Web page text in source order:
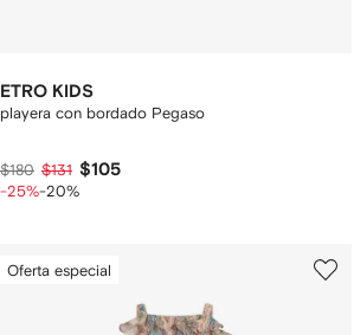
ETRO KIDS
playera con bordado Pegaso
$180 $131 $105
-25%-20%
Oferta especial